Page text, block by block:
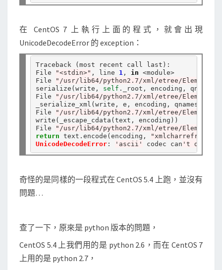
t
r
e
e
.
w
r
i
t
(
例
理
差
在 CentOS 7 上執行上面的程式，就會出現
UnicodeDecodeError 的 exception：
Traceback (most recent call last):
File
"<stdin>" , line 1 , in <module>
File
"/usr/lib64/python2.7/xml/etree/
serialize(write, self .
_root, encoding, qnames,
File
"/usr/lib64/python2.7/xml/etree/
_serialize_xml(write, e, encoding, qnames,
File
"/usr/lib64/python2.7/xml/etree/
write(_escape_cdata(text, encoding))
File
"/usr/lib64/python2.7/xml/etree/
return text . encode(encoding,
UnicodeDecodeError: 'ascii' codec can 't
奇怪的是同樣的一段程式在 CentOS 5.4 上跑，並沒有
問題…
查了一下，原來是 python 版本的問題，
CentOS 5.4 上我們用的是 python 2.6，而在 CentOS 7
上用的是 python 2.7，